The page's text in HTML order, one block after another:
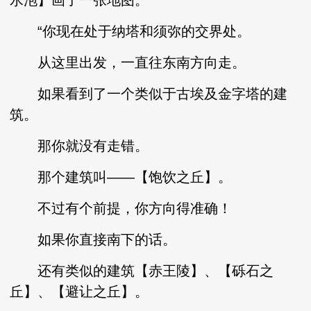
“你现在处于纳塔和须弥的交界处。
从这里出发，一直往东南方向走。
如果看到了一个类似于古埃及金字塔的建
筑。
那你就没有走错。
那个建筑叫——【饱饮之丘】。
不过有个前提，你方向得准确！
如果你直接南下的话。
还有类似的建筑【赤王陵】、【砾石之
丘】、【避让之丘】。